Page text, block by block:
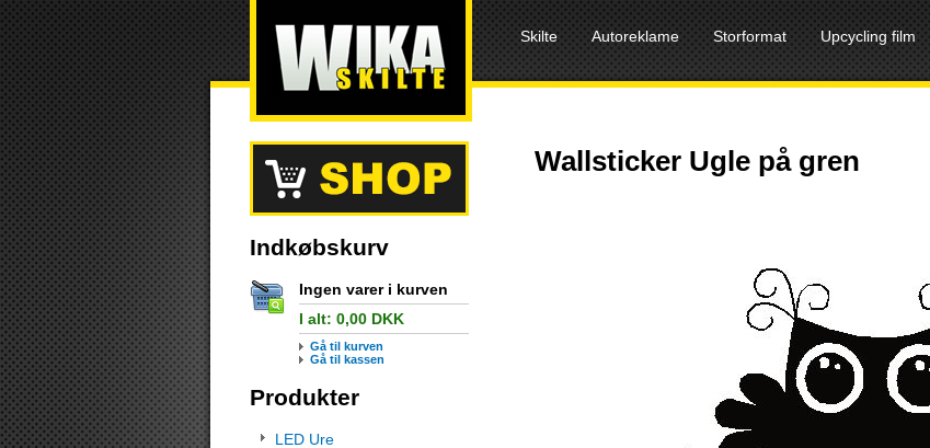
Skilte Autoreklame Storformat Upcycling film
Indkøbskurv
Ingen varer i kurven
I alt: 0,00 DKK
Gå til kurven
Gå til kassen
Produkter
LED Ure
Wallsticker Ugle på gren